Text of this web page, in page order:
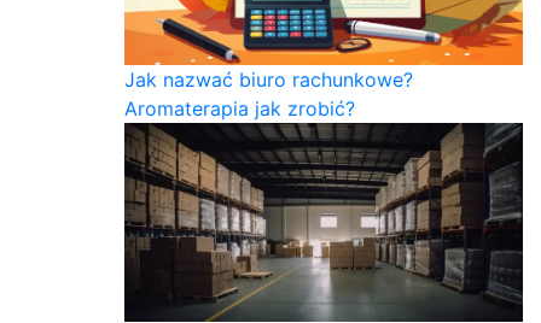
Jak nazwać biuro rachunkowe?
Aromaterapia jak zrobić?